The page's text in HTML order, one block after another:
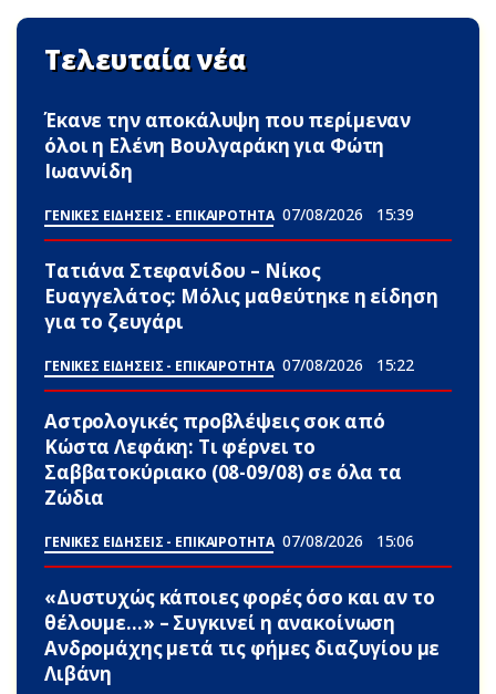
Τελευταία νέα
Έκανε την αποκάλυψη που περίμεναν
όλοι η Ελένη Βουλγαράκη για Φώτη
Ιωαννίδη
ΓΕΝΙΚΕΣ ΕΙΔΗΣΕΙΣ - ΕΠΙΚΑΙΡΟΤΗΤΑ 07/08/2026 15:39
Τατιάνα Στεφανίδου – Νίκος
Ευαγγελάτος: Μόλις μαθεύτηκε η είδηση
για το ζευγάρι
ΓΕΝΙΚΕΣ ΕΙΔΗΣΕΙΣ - ΕΠΙΚΑΙΡΟΤΗΤΑ 07/08/2026 15:22
Αστρολογικές προβλέψεις σoκ από
Κώστα Λεφάκη: Τι φέρνει το
Σαββατοκύριακο (08-09/08) σε όλα τα
Zώδια
ΓΕΝΙΚΕΣ ΕΙΔΗΣΕΙΣ - ΕΠΙΚΑΙΡΟΤΗΤΑ 07/08/2026 15:06
«Δυστυχώς κάποιες φορές όσο και αν το
θέλουμε…» – Συγκινεί η ανακοίνωση
Ανδρομάχης μετά τις φήμες διαζυγίου με
Λιβάνη